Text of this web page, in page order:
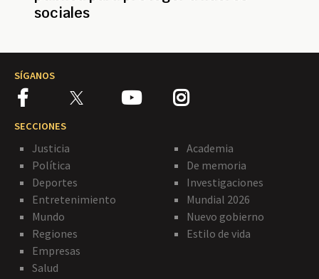
sociales
SÍGANOS
SECCIONES
Justicia
Política
Deportes
Entretenimiento
Mundo
Regiones
Empresas
Salud
Academia
De memoria
Investigaciones
Mundial 2026
Nuevo gobierno
Estilo de vida